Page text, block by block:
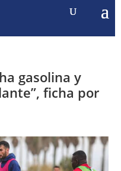
gasolina y
ficha por